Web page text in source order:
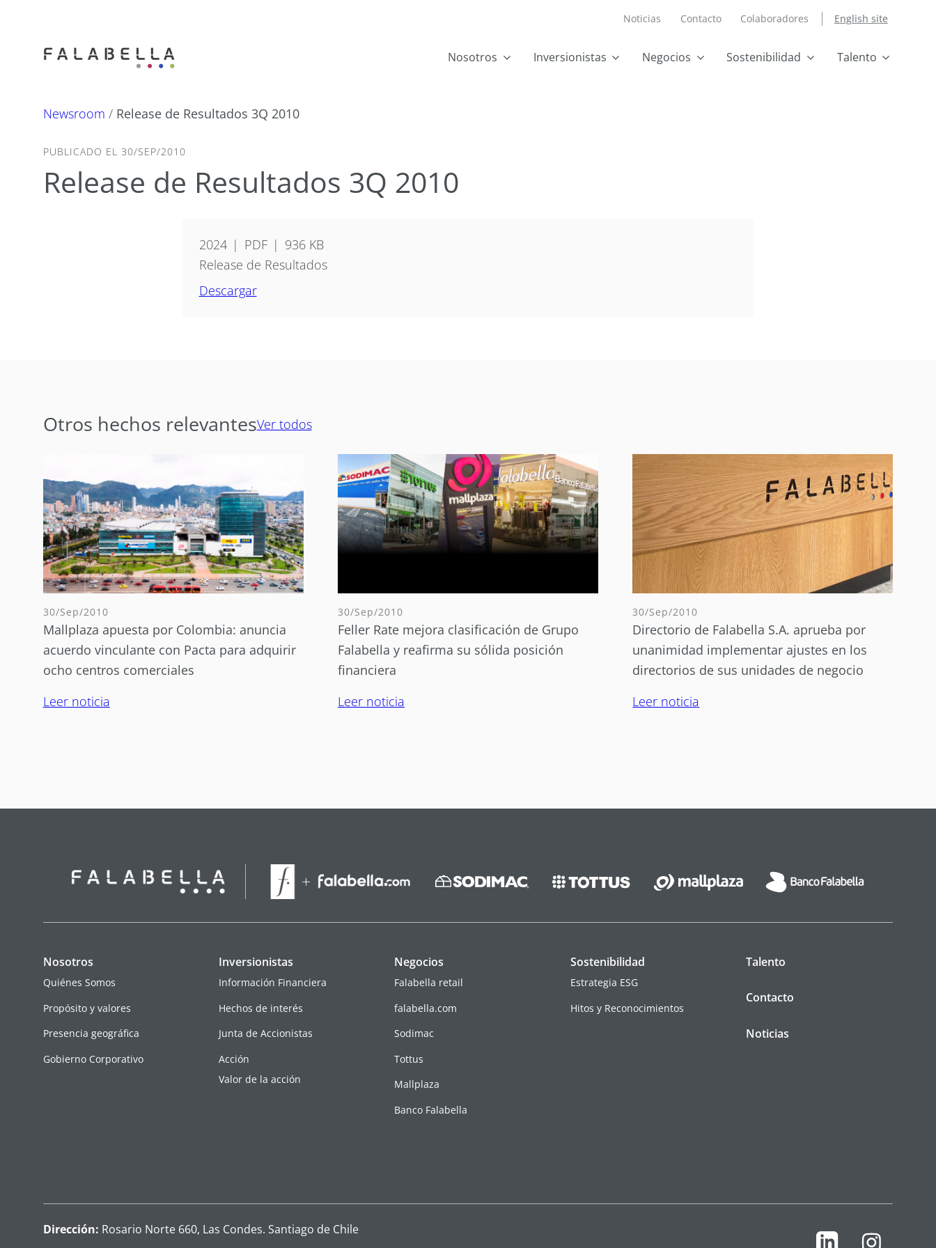
Noticias Contacto Colaboradores English site
Nosotros Inversionistas Negocios Sostenibilidad Talento
Newsroom / Release de Resultados 3Q 2010
PUBLICADO EL 30/SEP/2010
Release de Resultados 3Q 2010
2024 PDF
936 KB
Release de Resultados
Descargar
Otros hechos relevantesVer todos
30/Sep/2010
Mallplaza apuesta por Colombia: anuncia
acuerdo vinculante con Pacta para adquirir
ocho centros comerciales
Leer noticia
30/Sep/2010
Feller Rate mejora clasificación de Grupo
Falabella y reafirma su sólida posición
financiera
Leer noticia
30/Sep/2010
Directorio de Falabella S.A. aprueba por
unanimidad implementar ajustes en los
directorios de sus unidades de negocio
Leer noticia
Nosotros
Quiénes Somos
Propósito y valores
Presencia geográfica
Gobierno Corporativo
Inversionistas
Información Financiera
Hechos de interés
Junta de Accionistas
Acción
Valor de la acción
Negocios
Falabella retail
falabella.com
Sodimac
Tottus
Mallplaza
Banco Falabella
Sostenibilidad
Estrategia ESG
Hitos y Reconocimientos
Talento
Contacto
Noticias
Dirección: Rosario Norte 660, Las Condes. Santiago de Chile